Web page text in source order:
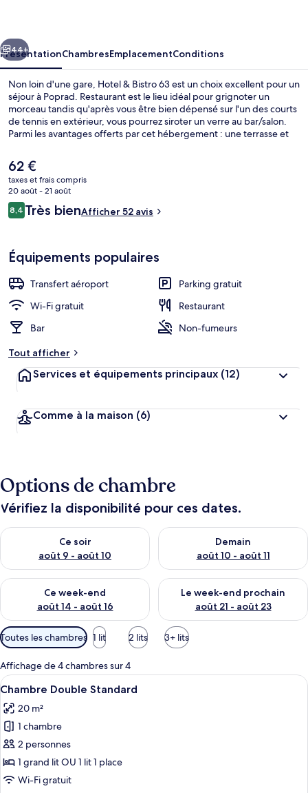
Suivant
44+
PrésentationChambresEmplacementConditions
Non loin d'une gare, Hotel & Bistro 63 est un choix excellent pour un
séjour à Poprad. Restaurant est le lieu idéal pour grignoter un
morceau tandis qu'après vous être bien dépensé sur l'un des courts
de tennis en extérieur, vous pourrez siroter un verre au bar/salon.
Parmi les avantages offerts par cet hébergement : une terrasse et
Le
prix
actuel
est
de
62 €
taxes et frais compris
20 août - 21 août
Avis
voyageurs
8,48,4 sur 10
Très bienAfficher 52 avis
Équipements populaires
Transfert aéroport
Parking gratuit
Wi-Fi gratuit
Restaurant
Bar
Non-fumeurs
Tout afficher
Services et équipements principaux (12)
Comme à la maison (6)
Options de chambre
Vérifiez la disponibilité pour ces dates.
Ce soir
août 9 - août 10
Vérifier la disponibilité pour ce soir août 9 - août 10
Demain
août 10 - août 11
Vérifier la disponibilité pour
Ce week-end
août 14 - août 16
Vérifier la disponibilité pour ce week-end août 14 - août 16
Le week-end prochain
août 21 - août 23
Vérifier la disponibilité pour
Filtres
disponibles
pour
les
chambres
Toutes les chambres 1 lit 2 lits 3+ lits
Affichage de 4 chambres sur 4
Afficher
toutes
les
photos
pour
ce
type
Une chambre à coucher moderne
9
Chambre Double Standard
20 m²
1 chambre
2 personnes
1 grand lit OU 1 lit 1 place
Wi-Fi gratuit